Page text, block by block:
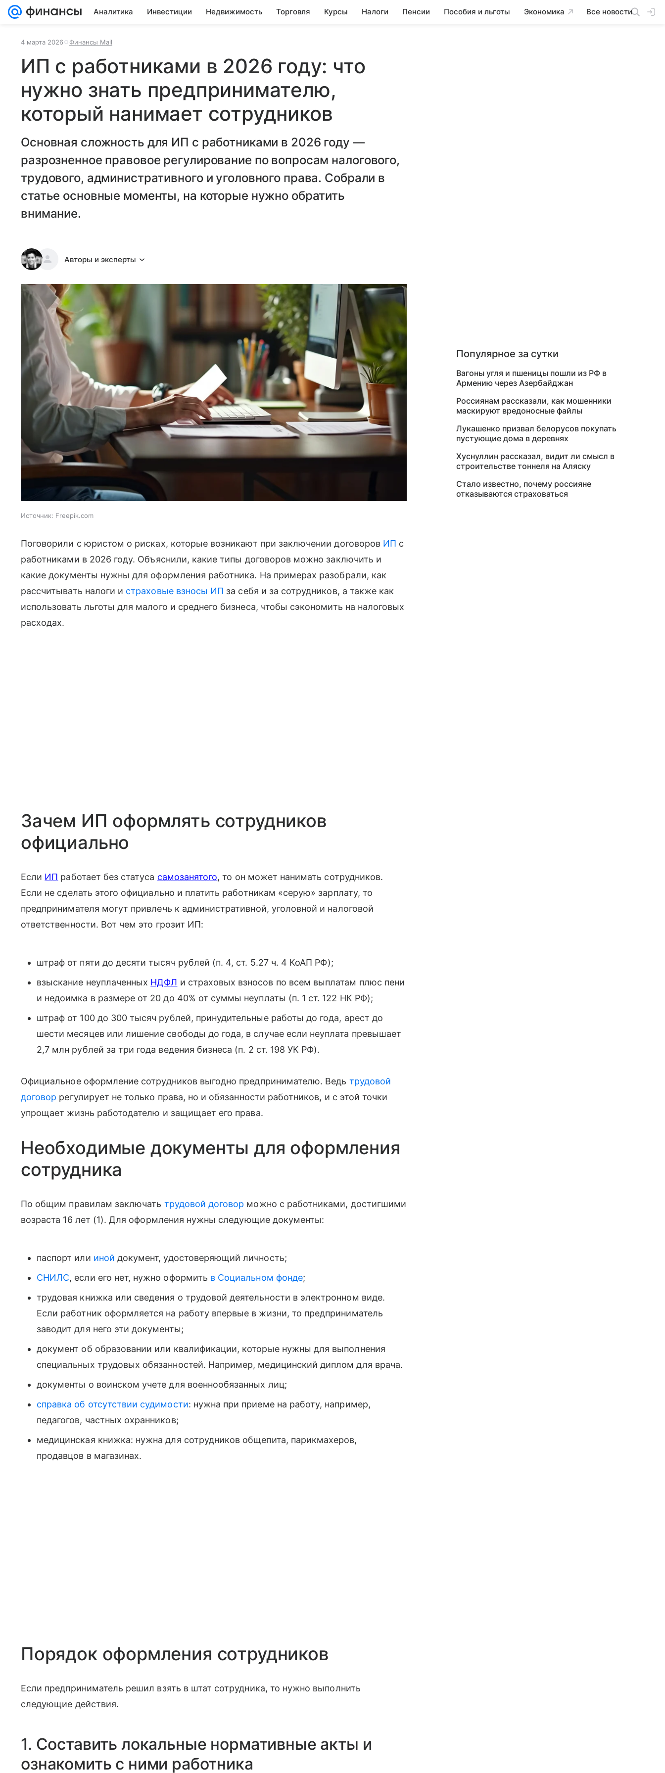
Аналитика Инвестиции Недвижимость Торговля Курсы Налоги Пенсии Пособия и льготы Экономика Все новости
4 марта 2026 Финансы Mail
ИП с работниками в 2026 году: что
нужно знать предпринимателю,
который нанимает сотрудников
Основная сложность для ИП с работниками в 2026 году —
разрозненное правовое регулирование по вопросам налогового,
трудового, административного и уголовного права. Собрали в
статье основные моменты, на которые нужно обратить
внимание.
Авторы и эксперты
Источник: Freepik.com
Поговорили с юристом о рисках, которые возникают при заключении договоров ИП с
работниками в 2026 году. Объяснили, какие типы договоров можно заключить и
какие документы нужны для оформления работника. На примерах разобрали, как
рассчитывать налоги и страховые взносы ИП за себя и за сотрудников, а также как
использовать льготы для малого и среднего бизнеса, чтобы сэкономить на налоговых
расходах.
Зачем ИП оформлять сотрудников
официально
Если ИП работает без статуса самозанятого, то он может нанимать сотрудников.
Если не сделать этого официально и платить работникам «серую» зарплату, то
предпринимателя могут привлечь к административной, уголовной и налоговой
ответственности. Вот чем это грозит ИП:
штраф от пяти до десяти тысяч рублей (п. 4, ст. 5.27 ч. 4 КоАП РФ);
взыскание неуплаченных НДФЛ и страховых взносов по всем выплатам плюс пени
и недоимка в размере от 20 до 40% от суммы неуплаты (п. 1 ст. 122 НК РФ);
штраф от 100 до 300 тысяч рублей, принудительные работы до года, арест до
шести месяцев или лишение свободы до года, в случае если неуплата превышает
2,7 млн рублей за три года ведения бизнеса (п. 2 ст. 198 УК РФ).
Официальное оформление сотрудников выгодно предпринимателю. Ведь трудовой
договор регулирует не только права, но и обязанности работников, и с этой точки
упрощает жизнь работодателю и защищает его права.
Необходимые документы для оформления
сотрудника
По общим правилам заключать трудовой договор можно с работниками, достигшими
возраста 16 лет (1). Для оформления нужны следующие документы:
паспорт или иной документ, удостоверяющий личность;
СНИЛС, если его нет, нужно оформить в Социальном фонде;
трудовая книжка или сведения о трудовой деятельности в электронном виде.
Если работник оформляется на работу впервые в жизни, то предприниматель
заводит для него эти документы;
документ об образовании или квалификации, которые нужны для выполнения
специальных трудовых обязанностей. Например, медицинский диплом для врача.
документы о воинском учете для военнообязанных лиц;
справка об отсутствии судимости: нужна при приеме на работу, например,
педагогов, частных охранников;
медицинская книжка: нужна для сотрудников общепита, парикмахеров,
продавцов в магазинах.
Порядок оформления сотрудников
Если предприниматель решил взять в штат сотрудника, то нужно выполнить
следующие действия.
1. Составить локальные нормативные акты и
ознакомить с ними работника
Популярное за сутки
Вагоны угля и пшеницы пошли из РФ в
Армению через Азербайджан
Россиянам рассказали, как мошенники
маскируют вредоносные файлы
Лукашенко призвал белорусов покупать
пустующие дома в деревнях
Хуснуллин рассказал, видит ли смысл в
строительстве тоннеля на Аляску
Стало известно, почему россияне
отказываются страховаться